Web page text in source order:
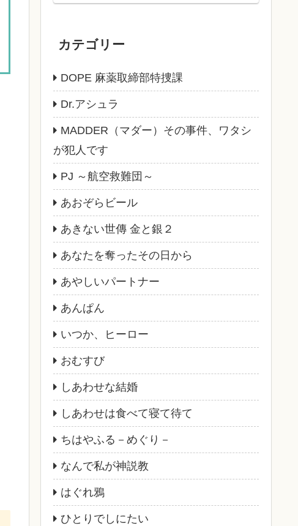
カテゴリー
DOPE 麻薬取締部特捜課
Dr.アシュラ
MADDER（マダー）その事件、ワタシ
が犯人です
PJ ～航空救難団～
あおぞらビール
あきない世傳 金と銀２
あなたを奪ったその日から
あやしいパートナー
あんぱん
いつか、ヒーロー
おむすび
しあわせな結婚
しあわせは食べて寝て待て
ちはやふる－めぐり－
なんで私が神説教
はぐれ鴉
ひとりでしにたい